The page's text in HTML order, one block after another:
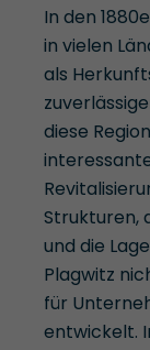
In den
in vielen
als
diese
Strukturen,
und die
Plagwitz
für
entwickelt.